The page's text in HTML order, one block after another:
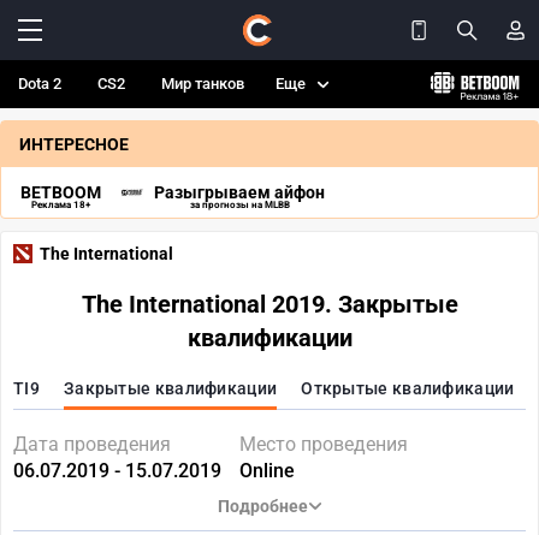
Dota 2 CS2 Мир танков Еще
ИНТЕРЕСНОЕ
BETBOOM
Реклама 18+
Разыгрываем айфон
за прогнозы на MLBB
The International
The International 2019. Закрытые
квалификации
TI9 Закрытые квалификации Открытые квалификации
Дата проведения
06.07.2019 - 15.07.2019
Место проведения
Online
Подробнее